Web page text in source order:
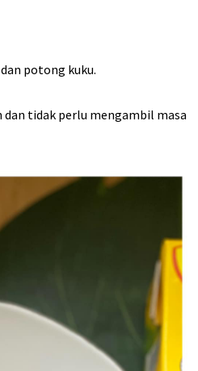
potong kuku.
dan tidak perlu mengambil masa